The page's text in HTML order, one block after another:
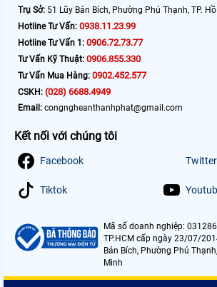
Trụ Sở: 51 Lũy Bán Bích, Phường Phú Thạnh, TP.
Hotline Tư Vấn: 0938.11.23.99
Hotline Tư Vấn 1: 0906.72.73.77
Tư Vấn Kỹ Thuật: 0906.855.330
Tư Vấn Mua Hàng: 0902.452.577
CSKH: (028) 6688.4949
Email: congngheanthanhphat@gmail.com
Kết nối với chúng tôi
Facebook Twitter
Tiktok
Mã số doanh nghiệp:
TP.HCM cấp ngày 23/07/
Bán Bích, Phường Phú
Minh